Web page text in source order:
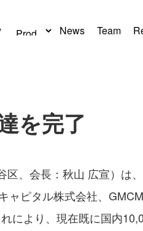
News Team
を完了
、会長：秋山 広宣）は
ャピタル株式会社、
により、現在既に国内